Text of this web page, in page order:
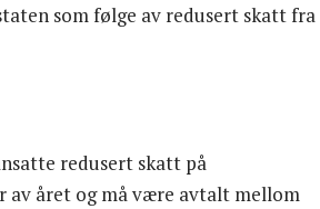
som følge av redusert skatt fra
redusert skatt på
av året og må være avtalt mellom